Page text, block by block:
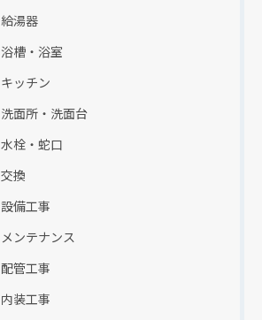
給湯器
浴槽・浴室
キッチン
洗面所・洗面台
水栓・蛇口
交換
設備工事
メンテナンス
配管工事
内装工事